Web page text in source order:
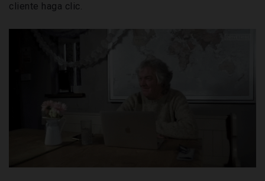
cliente haga clic.